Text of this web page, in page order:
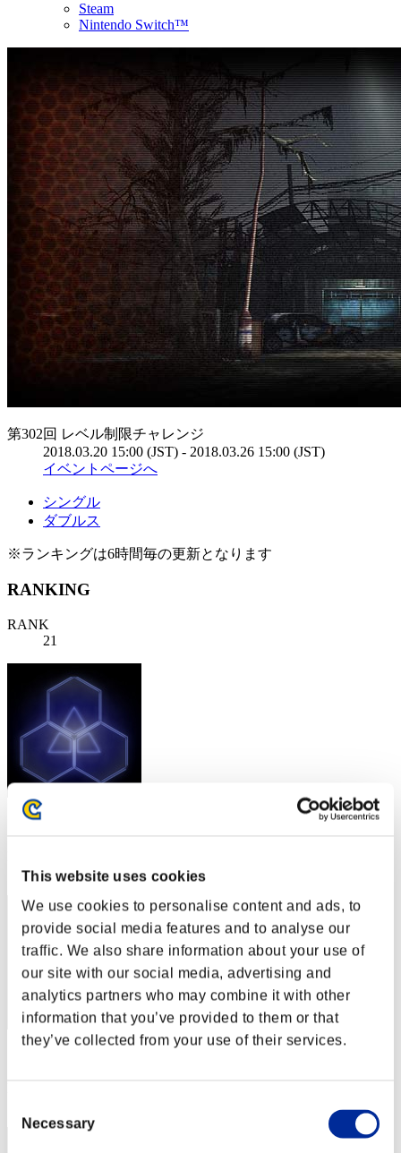
This website uses cookies
We use cookies to personalise content and ads, to
provide social media features and to analyse our
traffic. We also share information about your use of
our site with our social media, advertising and
analytics partners who may combine it with other
information that you’ve provided to them or that
they’ve collected from your use of their services.
Selection
Necessary
Steam
Nintendo Switch™
第302回 レベル制限チャレンジ
2018.03.20 15:00 (JST) - 2018.03.26 15:00 (JST)
イベントページへ
シングル
ダブルス
※ランキングは6時間毎の更新となります
RANKING
RANK
21
スコア: -
22